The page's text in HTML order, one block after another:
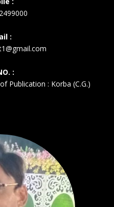
:
:
Publication : Korba (C.G.)